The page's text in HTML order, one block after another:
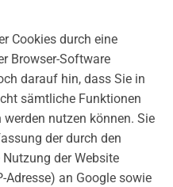
Cookies durch eine
Browser-Software
darauf hin, dass Sie in
sämtliche Funktionen
nutzen können. Sie
der durch den
der Website
Adresse) an Google sowie